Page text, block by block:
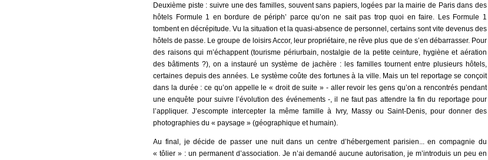
Deuxième piste : suivre une des familles, souvent sans papiers, logées par la mairie de Paris dans des
hôtels Formule 1 en bordure de périph’ parce qu’on ne sait pas trop quoi en faire. Les Formule 1
tombent en décrépitude. Vu la situation et la quasi-absence de personnel, certains sont vite devenus des
hôtels de passe. Le groupe de loisirs Accor, leur propriétaire, ne rêve plus que de s’en débarrasser. Pour
des raisons qui m’échappent (tourisme périurbain, nostalgie de la petite ceinture, hygiène et aération
des bâtiments ?), on a instauré un système de jachère : les familles tournent entre plusieurs hôtels,
certaines depuis des années. Le système coûte des fortunes à la ville. Mais un tel reportage se conçoit
dans la durée : ce qu’on appelle le « droit de suite » - aller revoir les gens qu’on a rencontrés pendant
une enquête pour suivre l’évolution des événements -, il ne faut pas attendre la fin du reportage pour
l’appliquer. J’escompte intercepter la même famille à Ivry, Massy ou Saint-Denis, pour donner des
photographies du « paysage » (géographique et humain).
Au final, je décide de passer une nuit dans un centre d’hébergement parisien... en compagnie du
« tôlier » : un permanent d’association. Je n’ai demandé aucune autorisation, je m’introduis un peu en